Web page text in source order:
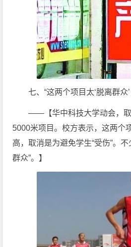
七、“这两个项目太‘脱离群众
——【华中科技大学动会，
5000米项目。校方表示，这两个
高，取消是为避免学生“受伤”。
群众”。】